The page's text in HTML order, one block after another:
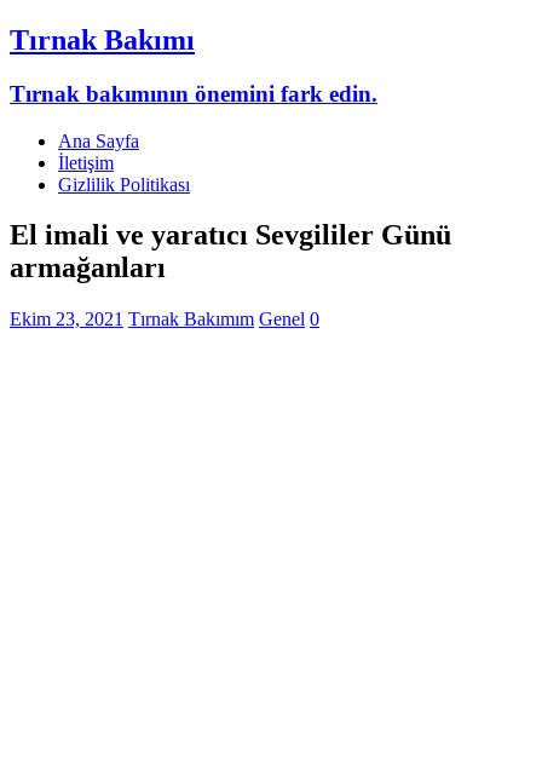
Tırnak Bakımı
Tırnak bakımının önemini fark edin.
Ana Sayfa
İletişim
Gizlilik Politikası
El imali ve yaratıcı Sevgililer Günü
armağanları
Ekim 23, 2021 Tırnak Bakımım Genel 0